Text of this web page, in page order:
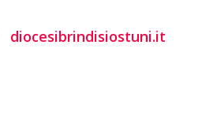
diocesibrindisiostuni.it